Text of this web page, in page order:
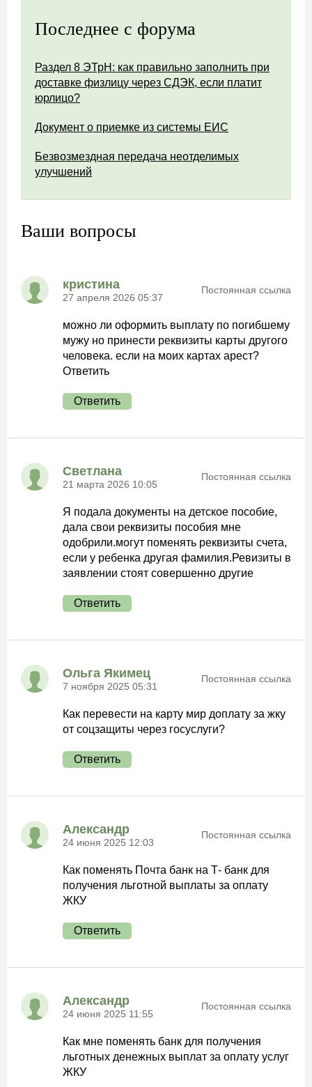
Последнее с форума
Раздел 8 ЭТрН: как правильно заполнить при
доставке физлицу через СДЭК, если платит
юрлицо?
Документ о приемке из системы ЕИС
Безвозмездная передача неотделимых
улучшений
Ваши вопросы
кристина
27 апреля 2026 05:37
Постоянная ссылка
можно ли оформить выплату по погибшему
мужу но принести реквизиты карты другого
человека. если на моих картах арест?
Ответить
Ответить
Светлана
21 марта 2026 10:05
Постоянная ссылка
Я подала документы на детское пособие,
дала свои реквизиты пособия мне
одобрили.могут поменять реквизиты счета,
если у ребенка другая фамилия.Ревизиты в
заявлении стоят совершенно другие
Ответить
Ольга Якимец
7 ноября 2025 05:31
Постоянная ссылка
Как перевести на карту мир доплату за жку
от соцзащиты через госуслуги?
Ответить
Александр
24 июня 2025 12:03
Постоянная ссылка
Как поменять Почта банк на Т- банк для
получения льготной выплаты за оплату
ЖКУ
Ответить
Александр
24 июня 2025 11:55
Постоянная ссылка
Как мне поменять банк для получения
льготных денежных выплат за оплату услуг
ЖКУ